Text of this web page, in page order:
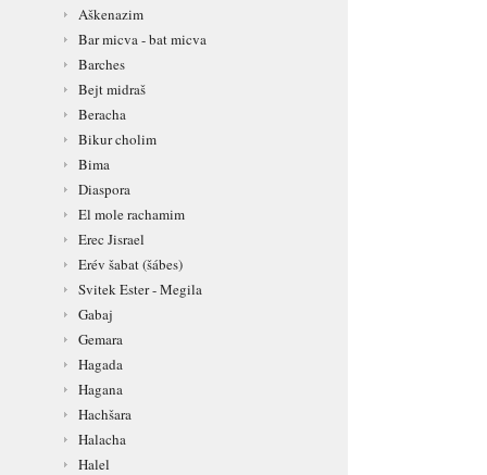
Aškenazim
Bar micva - bat micva
Barches
Bejt midraš
Beracha
Bikur cholim
Bima
Diaspora
El mole rachamim
Erec Jisrael
Erév šabat (šábes)
Svitek Ester - Megila
Gabaj
Gemara
Hagada
Hagana
Hachšara
Halacha
Halel